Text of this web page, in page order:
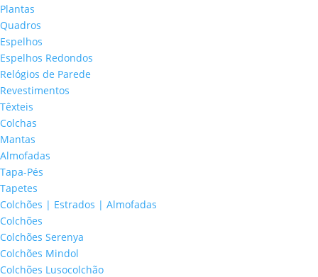
Plantas
Quadros
Espelhos
Espelhos Redondos
Relógios de Parede
Revestimentos
Têxteis
Colchas
Mantas
Almofadas
Tapa-Pés
Tapetes
Colchões | Estrados | Almofadas
Colchões
Colchões Serenya
Colchões Mindol
Colchões Lusocolchão